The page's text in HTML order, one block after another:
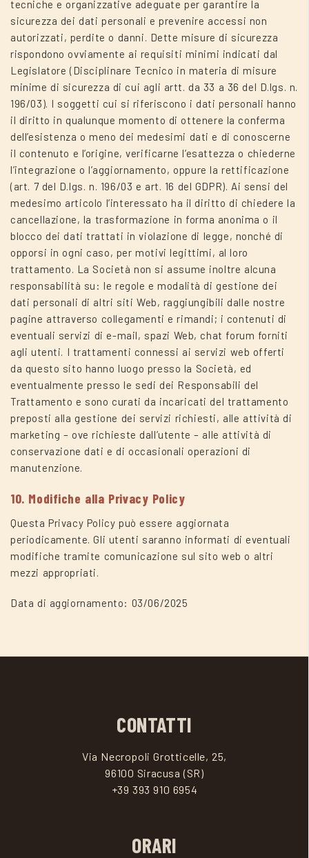
tecniche e organizzative adeguate per garantire la
sicurezza dei dati personali e prevenire accessi non
autorizzati, perdite o danni. Dette misure di sicurezza
rispondono ovviamente ai requisiti minimi indicati dal
Legislatore (Disciplinare Tecnico in materia di misure
minime di sicurezza di cui agli artt. da 33 a 36 del D.lgs. n.
196/03). I soggetti cui si riferiscono i dati personali hanno
il diritto in qualunque momento di ottenere la conferma
dell’esistenza o meno dei medesimi dati e di conoscerne
il contenuto e l’origine, verificarne l’esattezza o chiederne
l’integrazione o l’aggiornamento, oppure la rettificazione
(art. 7 del D.lgs. n. 196/03 e art. 16 del GDPR). Ai sensi del
medesimo articolo l’interessato ha il diritto di chiedere la
cancellazione, la trasformazione in forma anonima o il
blocco dei dati trattati in violazione di legge, nonché di
opporsi in ogni caso, per motivi legittimi, al loro
trattamento. La Società non si assume inoltre alcuna
responsabilità su: le regole e modalità di gestione dei
dati personali di altri siti Web, raggiungibili dalle nostre
pagine attraverso collegamenti e rimandi; i contenuti di
eventuali servizi di e-mail, spazi Web, chat forum forniti
agli utenti. I trattamenti connessi ai servizi web offerti
da questo sito hanno luogo presso la Società, ed
eventualmente presso le sedi dei Responsabili del
Trattamento e sono curati da incaricati del trattamento
preposti alla gestione dei servizi richiesti, alle attività di
marketing – ove richieste dall’utente – alle attività di
conservazione dati e di occasionali operazioni di
manutenzione.
10. Modifiche alla Privacy Policy
Questa Privacy Policy può essere aggiornata
periodicamente. Gli utenti saranno informati di eventuali
modifiche tramite comunicazione sul sito web o altri
mezzi appropriati.
Data di aggiornamento: 03/06/2025
CONTATTI
Via Necropoli Grotticelle, 25,
96100 Siracusa (SR)
+39 393 910 6954
ORARI